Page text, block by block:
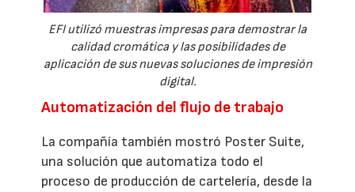
EFI utilizó muestras impresas para demostrar la
calidad cromática y las posibilidades de
aplicación de sus nuevas soluciones de impresión
digital.
Automatización del flujo de trabajo
La compañía también mostró Poster Suite,
una solución que automatiza todo el
proceso de producción de cartelería, desde la